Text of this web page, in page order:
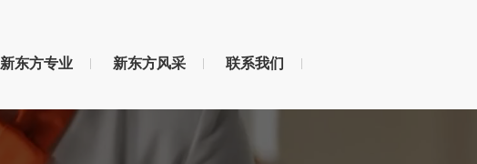
新东方专业 新东方风采 联系我们